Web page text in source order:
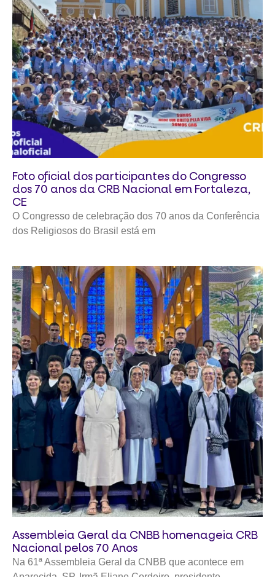
Foto oficial dos participantes do Congresso
dos 70 anos da CRB Nacional em Fortaleza,
CE
O Congresso de celebração dos 70 anos da Conferência
dos Religiosos do Brasil está em
Assembleia Geral da CNBB homenageia CRB
Nacional pelos 70 Anos
Na 61ª Assembleia Geral da CNBB que acontece em